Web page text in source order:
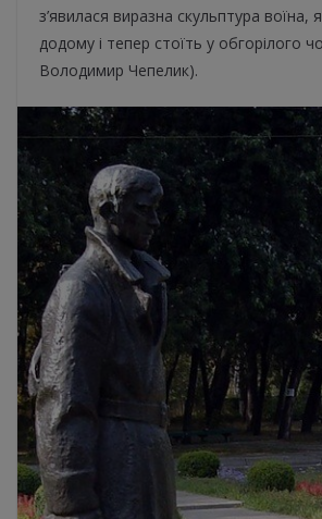
з’явилася виразна скульптура воїна,
додому і тепер стоїть у обгорілого
Володимир Чепелик).